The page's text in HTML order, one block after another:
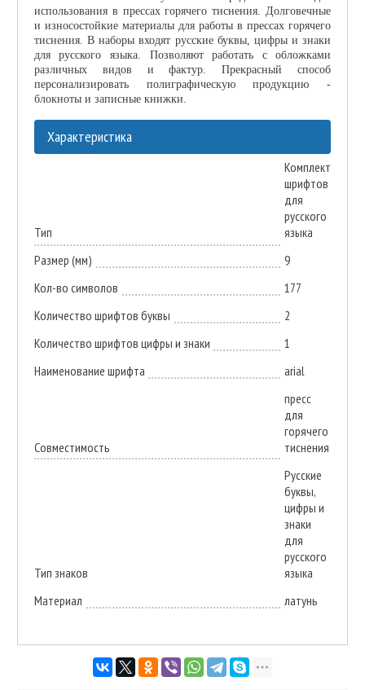
использования в прессах горячего тиснения. Долговечные
и износостойкие материалы для работы в прессах горячего
тиснения. В наборы входят русские буквы, цифры и знаки
для русского языка. Позволяют работать с обложками
различных видов и фактур. Прекрасный способ
персонализировать полиграфическую продукцию -
блокноты и записные книжки.
Характеристика
Тип
Комплект
шрифтов
для
русского
языка
Размер (мм)
9
Кол-во символов
177
Количество шрифтов буквы
2
Количество шрифтов цифры и знаки
1
Наименование шрифта
arial
Совместимость
пресс
для
горячего
тиснения
Тип знаков
Русские
буквы,
цифры и
знаки
для
русского
языка
Материал
латунь